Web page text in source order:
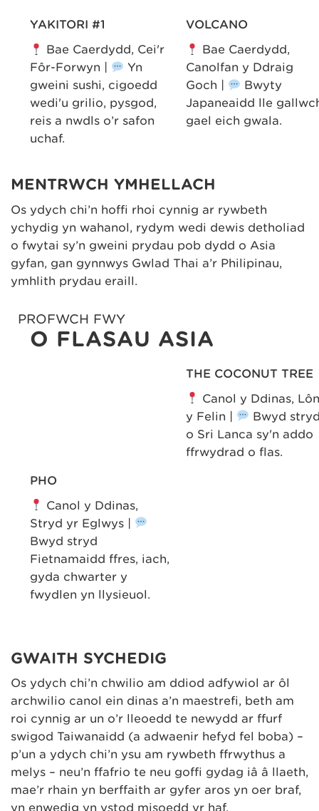
YAKITORI #1
Bae Caerdydd, Cei'r
Fôr-Forwyn |
Yn
gweini sushi, cigoedd
wedi'u grilio, pysgod,
reis a nwdls o’r safon
uchaf.
VOLCANO
Bae Caerdydd,
Canolfan y Ddraig
Goch |
Bwyty
Japaneaidd lle
gael eich gwala.
MENTRWCH YMHELLACH
Os ydych chi’n hoffi rhoi cynnig ar rywbeth
ychydig yn wahanol, rydym wedi dewis detholiad
o fwytai sy’n gweini prydau pob dydd o Asia
gyfan, gan gynnwys Gwlad Thai a’r Philipinau,
ymhlith prydau eraill.
PROFWCH FWY
O FLASAU ASIA
PHO
Canol y Ddinas,
Stryd yr Eglwys |
Bwyd stryd
Fietnamaidd ffres, iach,
gyda chwarter y
fwydlen yn llysieuol.
THE COCONUT TREE
Canol y Ddinas,
y Felin |
Bwyd
o Sri Lanca sy'n addo
ffrwydrad o flas.
GWAITH SYCHEDIG
Os ydych chi’n chwilio am ddiod adfywiol ar ôl
archwilio canol ein dinas a’n maestrefi, beth am
roi cynnig ar un o’r lleoedd te newydd ar ffurf
swigod Taiwanaidd (a adwaenir hefyd fel boba) –
p’un a ydych chi’n ysu am rywbeth ffrwythus a
melys – neu’n ffafrio te neu goffi gydag iâ â llaeth,
mae’r rhain yn berffaith ar gyfer aros yn oer braf,
yn enwedig yn ystod misoedd yr haf.